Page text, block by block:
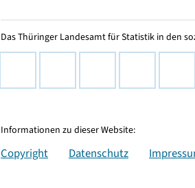
Das Thüringer Landesamt für Statistik in den
Informationen zu dieser Website:
Copyright Datenschutz